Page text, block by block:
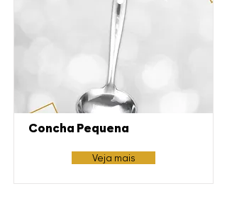
Concha Pequena
Veja mais